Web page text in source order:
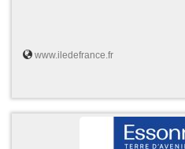
www.iledefrance.fr